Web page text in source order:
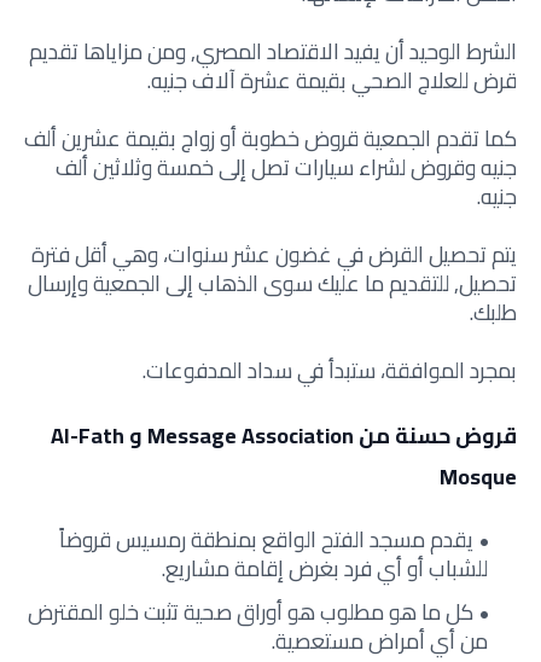
الشرط الوحيد أن يفيد الاقتصاد المصري, ومن مزاياها تقديم
قرض للعلاج الصحي بقيمة عشرة آلاف جنيه.
كما تقدم الجمعية قروض خطوبة أو زواج بقيمة عشرين ألف
جنيه وقروض لشراء سيارات تصل إلى خمسة وثلاثين ألف
جنيه.
يتم تحصيل القرض في غضون عشر سنوات، وهي أقل فترة
تحصيل, للتقديم ما عليك سوى الذهاب إلى الجمعية وإرسال
طلبك.
بمجرد الموافقة، ستبدأ في سداد المدفوعات.
قروض حسنة من Message Association و Al-Fath
Mosque
يقدم مسجد الفتح الواقع بمنطقة رمسيس قروضاً
للشباب أو أي فرد بغرض إقامة مشاريع.
كل ما هو مطلوب هو أوراق صحية تثبت خلو المقترض
من أي أمراض مستعصية.